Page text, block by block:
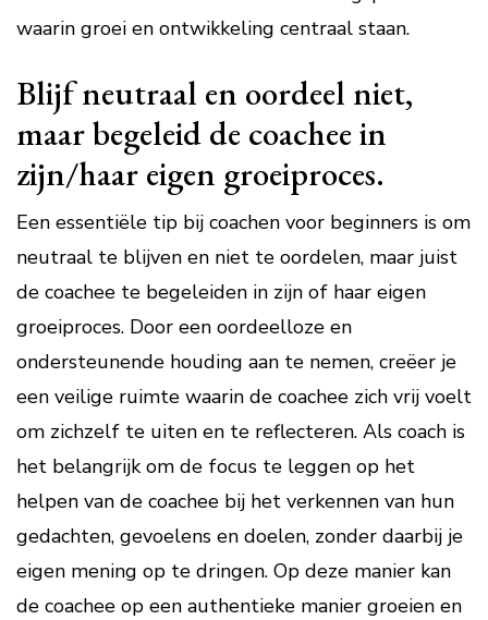
waarin groei en ontwikkeling centraal staan.
Blijf neutraal en oordeel niet,
maar begeleid de coachee in
zijn/haar eigen groeiproces.
Een essentiële tip bij coachen voor beginners is om
neutraal te blijven en niet te oordelen, maar juist
de coachee te begeleiden in zijn of haar eigen
groeiproces. Door een oordeelloze en
ondersteunende houding aan te nemen, creëer je
een veilige ruimte waarin de coachee zich vrij voelt
om zichzelf te uiten en te reflecteren. Als coach is
het belangrijk om de focus te leggen op het
helpen van de coachee bij het verkennen van hun
gedachten, gevoelens en doelen, zonder daarbij je
eigen mening op te dringen. Op deze manier kan
de coachee op een authentieke manier groeien en